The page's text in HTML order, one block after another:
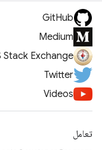
GitHub
Medium
Stack Exchange
Twitter
Videos
تعامل